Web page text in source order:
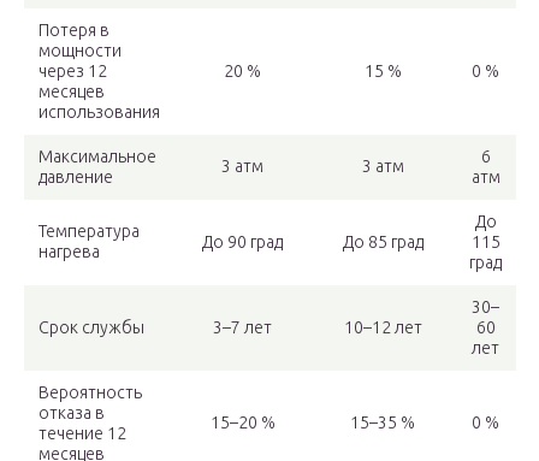
Потеря в
мощности
через 12
месяцев
использования
20 % 15 % 0 %
Максимальное
давление
3 атм 3 атм
6
атм
Температура
нагрева
До 90 град До 85 град
До
115
град
Срок службы 3–7 лет 10–12 лет
30–
60
лет
Вероятность
отказа в
течение 12
месяцев
15–20 % 15–35 % 0 %